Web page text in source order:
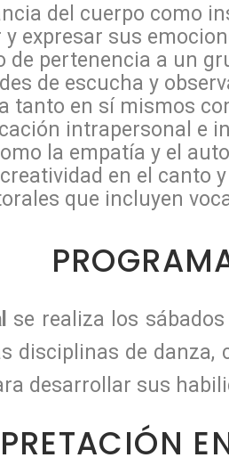
del cuerpo como
expresar sus
de pertenencia a un
de escucha y
tanto en sí mismos
intrapersonal e
la empatía y el
en el canto
que incluyen
se realiza los
disciplinas de
desarrollar sus